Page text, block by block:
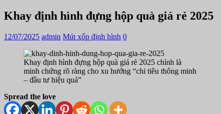
Khay định hình đựng hộp quà giá rẻ 2025
12/07/2025 admin Mút xốp định hình 0
Khay định hình đựng hộp quà giá rẻ 2025 chính là
minh chứng rõ ràng cho xu hướng “chi tiêu thông minh
– đầu tư hiệu quả”
Spread the love